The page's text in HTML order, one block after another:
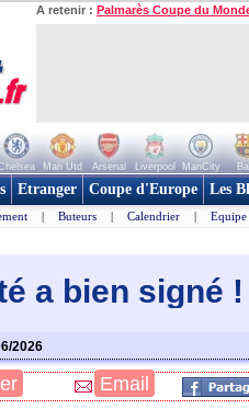
A retenir : Palmarès Coupe du
Man Utd Arsenal Liverpool ManCity
Etranger Coupe d'Europe Les
| Buteurs | Calendrier | Equipe
a bien signé
2026
Email